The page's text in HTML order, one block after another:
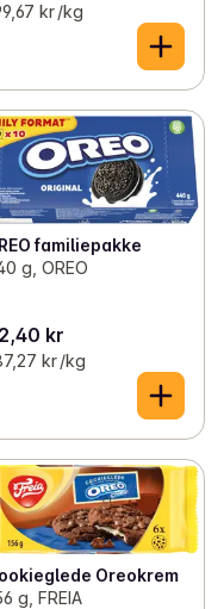
kr /kg
familiepakke
g, OREO
kr
kr /kg
Oreokrem
g, FREIA